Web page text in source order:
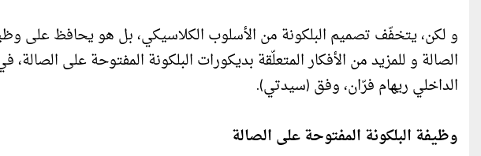
و لكن، يتخفّف تصميم البلكونة من الأسلوب الكلاسيكي، بل هو يحافظ على
الصالة و للمزيد من الأفكار المتعلّقة بديكورات البلكونة المفتوحة على
الداخلي ريهام فرّان، وفق (سيدتي).
وظيفة البلكونة المفتوحة على الصالة